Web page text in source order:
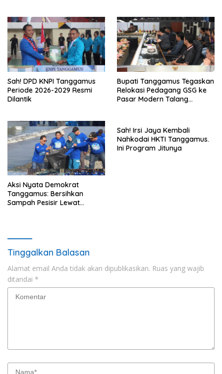
Sah! DPD KNPI Tanggamus
Periode 2026-2029 Resmi
Dilantik
Bupati Tanggamus Tegaskan
Relokasi Pedagang GSG ke
Pasar Modern Talang
Aksi Nyata Demokrat
Tanggamus: Bersihkan
Sampah Pesisir Lewat
Sah! Irsi Jaya Kembali
Nahkodai HKTI Tanggamus.
Ini Program Jitunya
Tinggalkan Balasan
Alamat email Anda tidak akan dipublikasikan. Ruas yang wajib
ditandai *